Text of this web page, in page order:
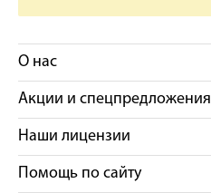
О нас
Акции и спецпредложения
Наши лицензии
Помощь по сайту